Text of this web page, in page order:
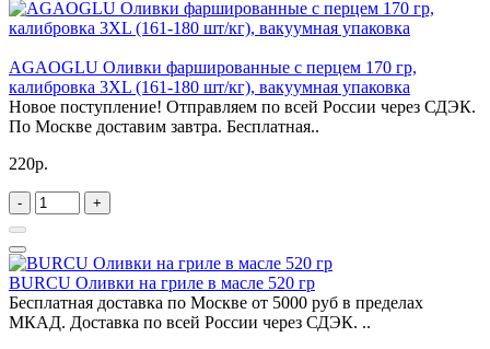
AGAOGLU Оливки фаршированные с перцем 170 гр,
калибровка 3XL (161-180 шт/кг), вакуумная упаковка
Новое поступление! Отправляем по всей России через СДЭК.
По Москве доставим завтра. Бесплатная..
220р.
- +
BURCU Оливки на гриле в масле 520 гр
Бесплатная доставка по Москве от 5000 руб в пределах
МКАД. Доставка по всей России через СДЭК. ..